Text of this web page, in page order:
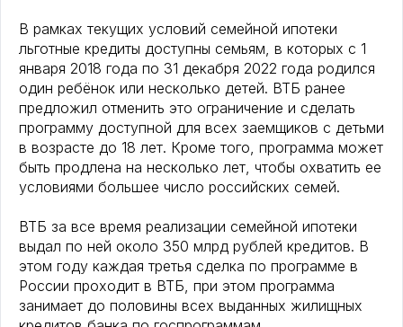
В рамках текущих условий семейной ипотеки
льготные кредиты доступны семьям, в которых с 1
января 2018 года по 31 декабря 2022 года родился
один ребёнок или несколько детей. ВТБ ранее
предложил отменить это ограничение и сделать
программу доступной для всех заемщиков с детьми
в возрасте до 18 лет. Кроме того, программа может
быть продлена на несколько лет, чтобы охватить ее
условиями большее число российских семей.
ВТБ за все время реализации семейной ипотеки
выдал по ней около 350 млрд рублей кредитов. В
этом году каждая третья сделка по программе в
России проходит в ВТБ, при этом программа
занимает до половины всех выданных жилищных